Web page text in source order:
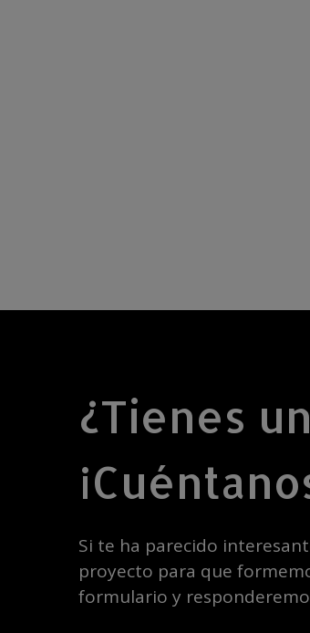
¿Tienes
Si te ha parecido
proyecto para que
formulario y